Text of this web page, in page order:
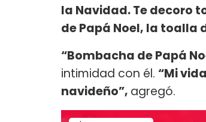
la Navidad. Te decoro
de Papá Noel, la toalla
“Bombacha de Papá
intimidad con él. “Mi
navideño”, agregó.